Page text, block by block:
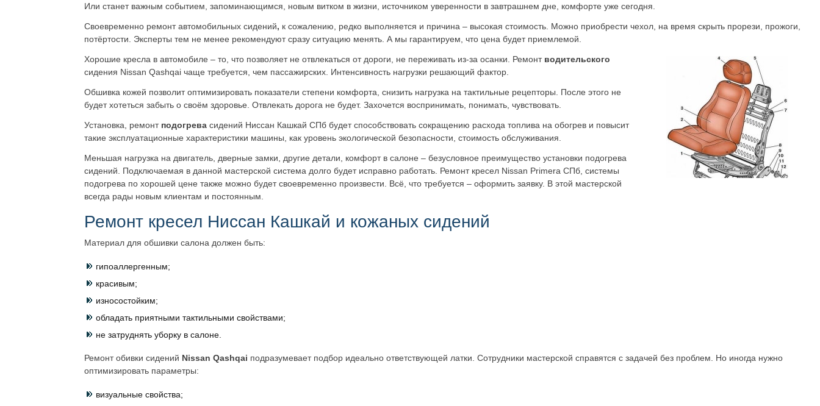
Или станет важным событием, запоминающимся, новым витком в жизни, источником уверенности в завтрашнем дне, комфорте уже сегодня.
Своевременно ремонт автомобильных сидений, к сожалению, редко выполняется и причина – высокая стоимость. Можно приобрести чехол, на время скрыть прорези, прожоги,
потёртости. Эксперты тем не менее рекомендуют сразу ситуацию менять. А мы гарантируем, что цена будет приемлемой.
Хорошие кресла в автомобиле – то, что позволяет не отвлекаться от дороги, не переживать из-за осанки. Ремонтводительского
сидения Nissan Qashqai чаще требуется, чем пассажирских. Интенсивность нагрузки решающий фактор.
Обшивка кожей позволит оптимизировать показатели степени комфорта, снизить нагрузка на тактильные рецепторы. После этого не
будет хотеться забыть о своём здоровье. Отвлекать дорога не будет. Захочется воспринимать, понимать, чувствовать.
Установка, ремонтподогрева сидений Ниссан Кашкай СПб будет способствовать сокращению расхода топлива на обогрев и повысит
такие эксплуатационные характеристики машины, как уровень экологической безопасности, стоимость обслуживания.
Меньшая нагрузка на двигатель, дверные замки, другие детали, комфорт в салоне – безусловное преимущество установки подогрева
сидений. Подключаемая в данной мастерской система долго будет исправно работать. Ремонт кресел Nissan Primera СПб, системы
подогрева по хорошей цене также можно будет своевременно произвести. Всё, что требуется – оформить заявку. В этой мастерской
всегда рады новым клиентам и постоянным.
Ремонт кресел Ниссан Кашкай и кожаных сидений
Материал для обшивки салона должен быть:
гипоаллергенным;
красивым;
износостойким;
обладать приятными тактильными свойствами;
не затруднять уборку в салоне.
Ремонт обивки сидений Nissan Qashqai подразумевает подбор идеально ответствующей латки. Сотрудники мастерской справятся с задачей без проблем. Но иногда нужно
оптимизировать параметры:
визуальные свойства;